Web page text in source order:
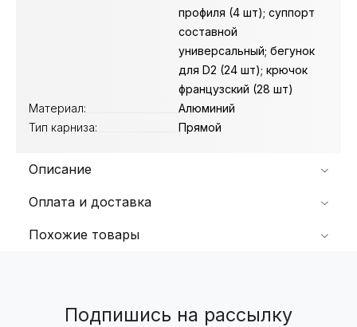
профиля (4 шт); суппорт
составной
универсальный; бегунок
для D2 (24 шт); крючок
французский (28 шт)
Материал:
Алюминий
Тип карниза:
Прямой
Описание
Оплата и доставка
Похожие товары
Подпишись на рассылку